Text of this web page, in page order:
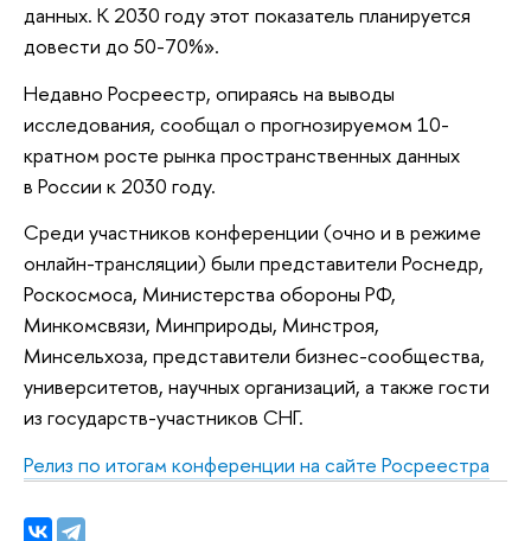
данных. К 2030 году этот показатель планируется
довести до 50-70%».
Недавно Росреестр, опираясь на выводы
исследования, сообщал о прогнозируемом 10-
кратном росте рынка пространственных данных
в России к 2030 году.
Среди участников конференции (очно и в режиме
онлайн-трансляции) были представители Роснедр,
Роскосмоса, Министерства обороны РФ,
Минкомсвязи, Минприроды, Минстроя,
Минсельхоза, представители бизнес-сообщества,
университетов, научных организаций, а также гости
из государств-участников СНГ.
Релиз по итогам конференции на сайте Росреестра